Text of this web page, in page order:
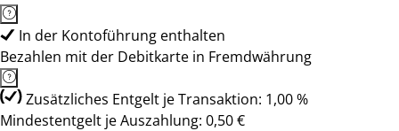
In der Kontoführung enthalten
Bezahlen mit der Debitkarte in Fremdwährung
Zusätzliches Entgelt je Transaktion: 1,00 %
Mindestentgelt je Auszahlung: 0,50 €